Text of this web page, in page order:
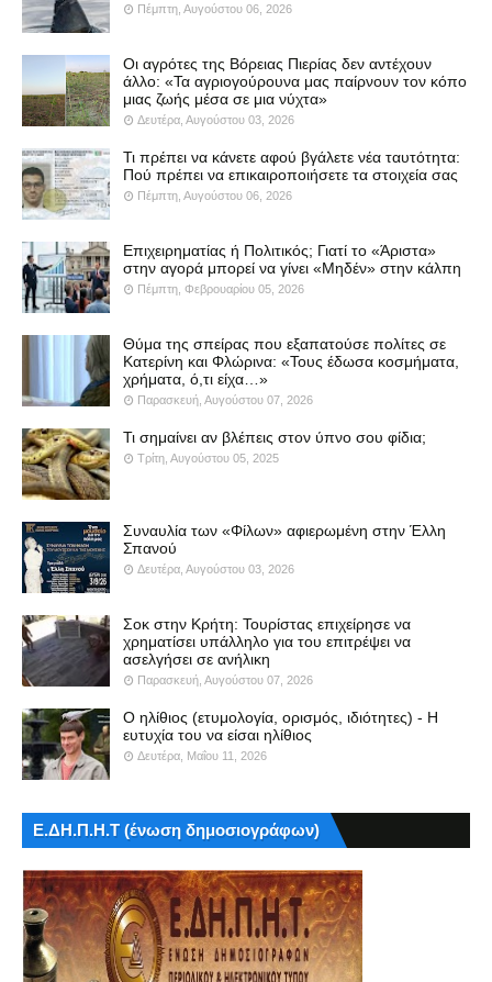
Πέμπτη, Αυγούστου 06, 2026
Οι αγρότες της Βόρειας Πιερίας δεν αντέχουν
άλλο: «Τα αγριογούρουνα μας παίρνουν τον κόπο
μιας ζωής μέσα σε μια νύχτα»
Δευτέρα, Αυγούστου 03, 2026
Τι πρέπει να κάνετε αφού βγάλετε νέα ταυτότητα:
Πού πρέπει να επικαιροποιήσετε τα στοιχεία σας
Πέμπτη, Αυγούστου 06, 2026
Επιχειρηματίας ή Πολιτικός; Γιατί το «Άριστα»
στην αγορά μπορεί να γίνει «Μηδέν» στην κάλπη
Πέμπτη, Φεβρουαρίου 05, 2026
Θύμα της σπείρας που εξαπατούσε πολίτες σε
Κατερίνη και Φλώρινα: «Τους έδωσα κοσμήματα,
χρήματα, ό,τι είχα…»
Παρασκευή, Αυγούστου 07, 2026
Τι σημαίνει αν βλέπεις στον ύπνο σου φίδια;
Τρίτη, Αυγούστου 05, 2025
Συναυλία των «Φίλων» αφιερωμένη στην Έλλη
Σπανού
Δευτέρα, Αυγούστου 03, 2026
Σοκ στην Κρήτη: Τουρίστας επιχείρησε να
χρηματίσει υπάλληλο για του επιτρέψει να
ασελγήσει σε ανήλικη
Παρασκευή, Αυγούστου 07, 2026
Ο ηλίθιος (ετυμολογία, ορισμός, ιδιότητες) - Η
ευτυχία του να είσαι ηλίθιος
Δευτέρα, Μαΐου 11, 2026
Ε.ΔΗ.Π.Η.Τ (ένωση δημοσιογράφων)